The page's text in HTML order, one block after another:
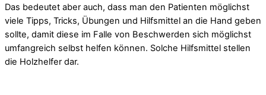
Das bedeutet aber auch, dass man den Patienten möglichst
viele Tipps, Tricks, Übungen und Hilfsmittel an die Hand geben
sollte, damit diese im Falle von Beschwerden sich möglichst
umfangreich selbst helfen können. Solche Hilfsmittel stellen
die Holzhelfer dar.